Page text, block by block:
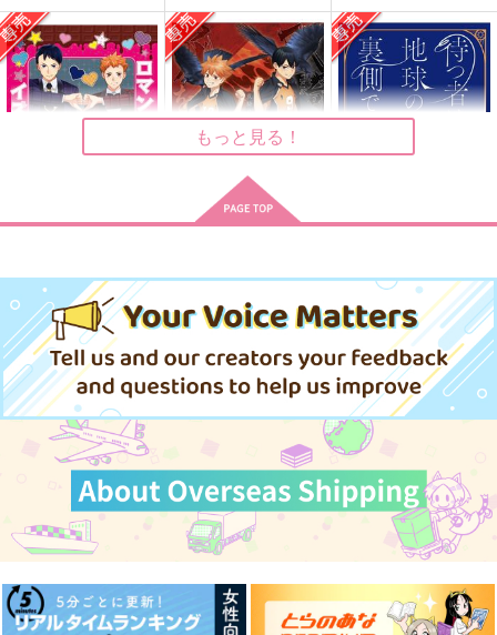
Practice Makes Perfe
ct
zmc
472円（税込）
及川徹×岩泉一
こうふくの食卓
白米工房
770円（税込）
及川徹×影山飛雄
作品詳細
おーだーめいど！
白米工房
440円（税込）
及川徹×影山飛雄
怒らなくたっていいじ
いつきてもてきとうな
440円 （税込）
及川徹
MUTE
インパール作戦
629円（税込）
岩泉一×及川徹
及川徹の受難チェーン
わんころ屋
770 （税込）
及川徹
イゴ ！！
木端微塵
専売 498円（税込）
ハイキュー!!
影山飛雄×日向翔陽
サンプル
カート
木端微塵
専売 498円（税込）
影山飛雄×日向翔陽
サンプル
木端微塵
専売 498円（税込）
ハイキュー!!
影山飛雄×日向翔陽
サンプル
もっと見る！